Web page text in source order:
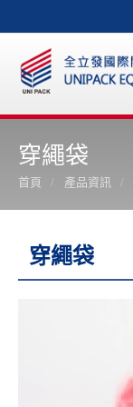
穿繩袋
首頁 產品資訊
穿繩袋